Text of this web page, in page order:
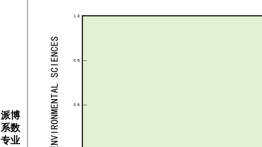
派博
系数
专业